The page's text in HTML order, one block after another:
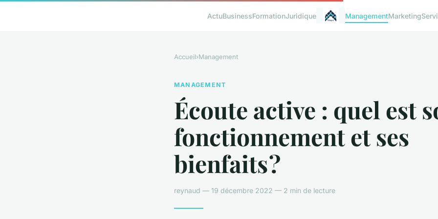
ActuBusinessFormationJuridique ManagementMarketing
Accueil›Management
MANAGEMENT
Écoute active : quel est
fonctionnement et ses
bienfaits ?
reynaud — 19 décembre 2022 — 2 min de lecture